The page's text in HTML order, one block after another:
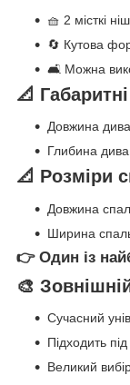
🧺 2 місткі
🔄 Кутова
🛋️ Можна
📐
Довжина
Глибина
📐 Розміри
Довжина
Ширина
👉 Один із
🎨
Сучасний
Підходить
Великий